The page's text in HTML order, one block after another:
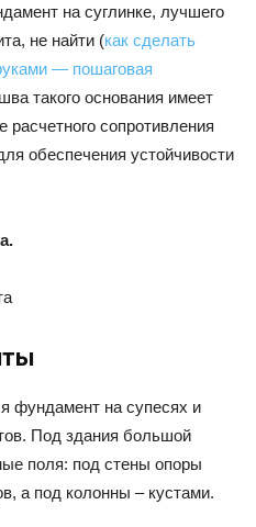
на суглинке, лучшего
не найти (как сделать
— пошаговая
такого основания имеет
сопротивления
обеспечения устойчивости
фундамент на супесях и
Под здания большой
поля: под стены опоры
а под колонны – кустами.